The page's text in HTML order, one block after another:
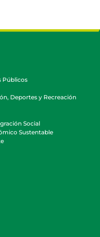
Públicos
Deportes y Recreación
Social
Sustentable